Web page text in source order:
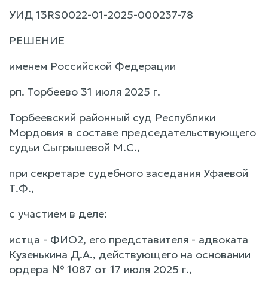
УИД 13RS0022-01-2025-000237-78
РЕШЕНИЕ
именем Российской Федерации
рп. Торбеево 31 июля 2025 г.
Торбеевский районный суд Республики
Мордовия в составе председательствующего
судьи Сыгрышевой М.С.,
при секретаре судебного заседания Уфаевой
Т.Ф.,
с участием в деле:
истца - ФИО2, его представителя - адвоката
Кузенькина Д.А., действующего на основании
ордера № 1087 от 17 июля 2025 г.,